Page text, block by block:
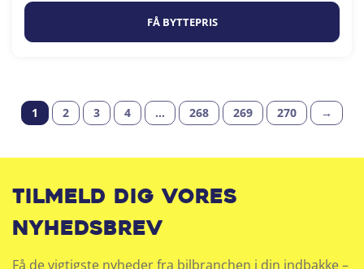
FÅ BYTTEPRIS
1 2 3 4 … 268 269 270 →
Tilmeld dig vores
nyhedsbrev
Få de vigtigste nyheder fra bilbranchen i din indbakke –